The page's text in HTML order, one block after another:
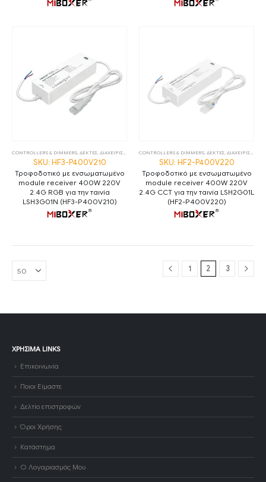
CONTROLLERS & DIMMERS, ΔΕΚΤΕΣ, ΔΙΑΧΕΙΡΙΣΗ ΦΩΤΙΣΜΟΥ ,ΤΡΟΦΟΔΟΤΙΚΑ,ΤΡΟΦΟΔΟΤΙΚΑ 24V
SKU: HF3-P400V210
Τροφοδοτικό με ενσωματωμένο
module receiver 400W 220V
2.4G RGB για την ταινία
LSH3G01N (HF3-P400V210)
CONTROLLERS & DIMMERS, ΔΕΚΤΕΣ, ΔΙΑΧΕΙΡΙΣΗ ΦΩΤΙΣΜΟΥ
SKU: HF2-P400V220
Τροφοδοτικό με ενσωματωμένο
module receiver 400W 220V
2.4G CCT για την ταινία LSH2G01L
(HF2-P400V220)
1 2 3
ΧΡΉΣΙΜΑ LINKS
Επικοινωνία
Ποιοι Είμαστε
Δελτίο επιστροφών
Όροι Χρήσης
Κατάστημα
Ο Λογαριασμός Μου